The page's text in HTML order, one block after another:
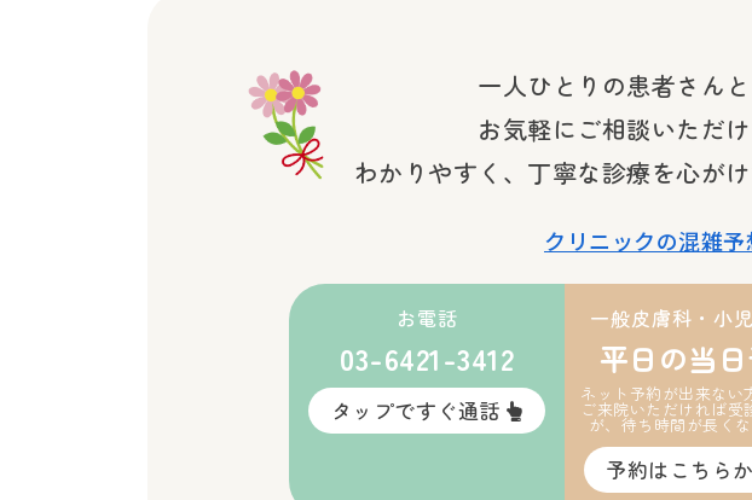
一人ひとりの患者さん
お気軽にご相談いただ
わかりやすく、丁寧な診療を心が
クリニックの混雑
お電話
03-6421-3412
タップですぐ通話
一般皮膚科・小
平日の当
ネット予約が出来ない
ご来院いただければ受
が、待ち時間が長く
予約はこちら